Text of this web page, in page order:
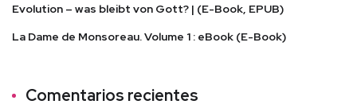
Evolution – was bleibt von Gott? | (E-Book, EPUB)
La Dame de Monsoreau. Volume 1 : eBook (E-Book)
Comentarios recientes